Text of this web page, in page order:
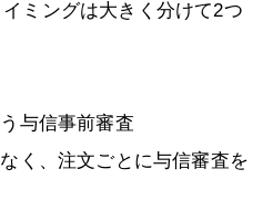
ミングは大きく分けて2つ
与信事前審査
く、注文ごとに与信審査を